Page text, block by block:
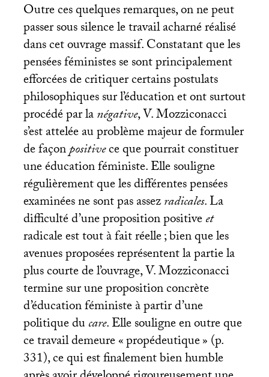
Outre ces quelques remarques, on ne peut
passer sous silence le travail acharné réalisé
dans cet ouvrage massif. Constatant que les
pensées féministes se sont principalement
efforcées de critiquer certains postulats
philosophiques sur l’éducation et ont surtout
procédé par lanégative, V. Mozziconacci
s’est attelée au problème majeur de formuler
de façonpositivece que pourrait constituer
une éducation féministe. Elle souligne
régulièrement que les différentes pensées
examinées ne sont pas assezradicales. La
difficulté d’une proposition positiveet
radicale est tout à fait réelle; bien que les
avenues proposées représentent la partie la
plus courte de l’ouvrage, V. Mozziconacci
termine sur une proposition concrète
d’éducation féministe à partir d’une
politique ducare. Elle souligne en outre que
ce travail demeure «propédeutique» (p.
331), ce qui est finalement bien humble